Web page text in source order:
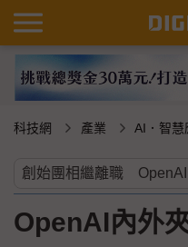
科技網 產業 AI．智慧
OpenAI內外